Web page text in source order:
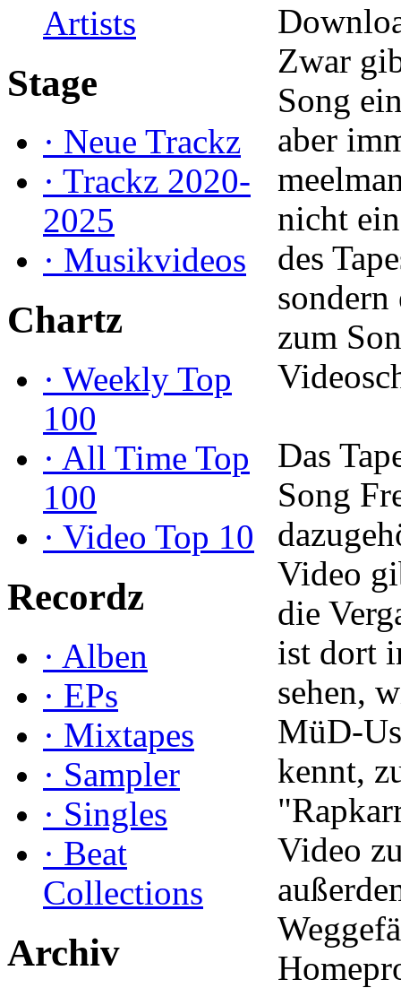
Artists
Stage
· Neue Trackz
· Trackz 2020-
2025
· Musikvideos
Chartz
· Weekly Top
100
· All Time Top
100
· Video Top 10
Recordz
· Alben
· EPs
· Mixtapes
· Sampler
· Singles
· Beat
Collections
Archiv
Zwar
Song
aber
nicht
des
zum
Das
Song
Video
die
ist dort
sehen,
MüD-
kennt,
Video